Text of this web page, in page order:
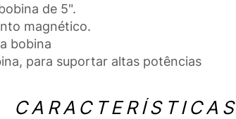
de 5".
magnético.
bobina
para suportar altas potências
CARACTERÍSTICAS